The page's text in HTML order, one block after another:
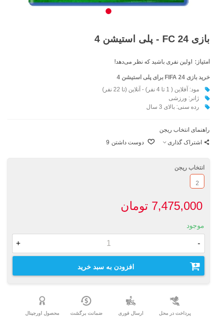
بازی FC 24 - پلی استیشن 4
امتیاز: اولین نفری باشید که نظر می‌دهد!
خرید بازی FIFA 24
برای پلی استیشن 4
مود: آفلاین ( 1 تا 4 نفر) - آنلاین (تا 22 نفر)
ژانر: ورزشی
رده سنی: بالای 3 سال
راهنمای انتخاب ریجن
اشتراک گذاری
دوست داشتن 9
انتخاب ریجن
2
7,475,000 تومان
موجود
-
+
افزودن به سبد خرید
پرداخت در محل ارسال فوری ضمانت برگشت محصول اورجینال